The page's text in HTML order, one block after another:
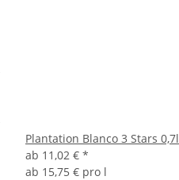
Plantation Blanco 3 Stars 0,7l
ab 11,02 € *
ab 15,75 € pro l